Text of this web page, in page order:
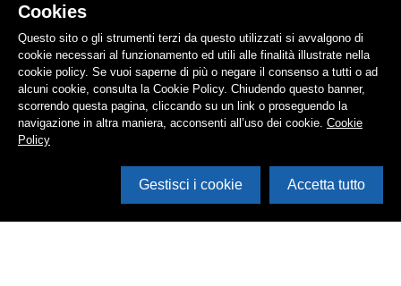
Cookies
Questo sito o gli strumenti terzi da questo utilizzati si avvalgono di
cookie necessari al funzionamento ed utili alle finalità illustrate nella
cookie policy. Se vuoi saperne di più o negare il consenso a tutti o ad
alcuni cookie, consulta la Cookie Policy. Chiudendo questo banner,
scorrendo questa pagina, cliccando su un link o proseguendo la
navigazione in altra maniera, acconsenti all’uso dei cookie. Cookie
Policy
Gestisci i cookie Accetta tutto